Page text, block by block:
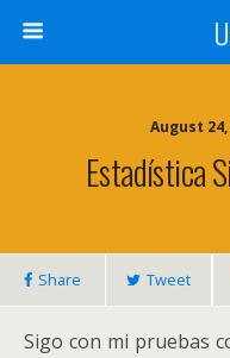
August
Estadística
Share Tweet
Sigo con mi pruebas